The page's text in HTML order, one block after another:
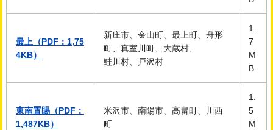
最上（PDF：1,75
4KB）
新庄市、金山町、最上町、舟形
町、真室川町、大蔵村、
鮭川村、戸沢村
1.
7
M
B
東南置賜（PDF：
1,487KB）
米沢市、南陽市、高畠町、川西
町
1.
5
M